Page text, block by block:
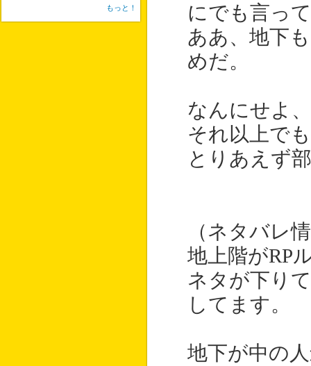
にでも言っ
ああ、地下
めだ。
なんにせよ
それ以上で
とりあえず
（ネタバレ
地上階がRP
ネタが下り
してます。
地下が中の
もっと！